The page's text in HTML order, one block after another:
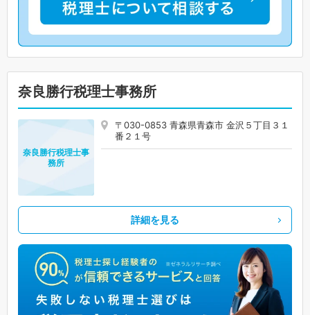
奈良勝行税理士事務所
〒030-0853 青森県青森市 金沢５丁目３１
番２１号
奈良勝行税理士事
務所
詳細を見る